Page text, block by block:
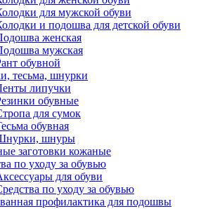
для мужской обуви
и подошва для детской обуви
женская
мужская
обувной
тесьма, шнурки
липучки
обувные
для сумок
обувная
шнуры
заготовки кожаные
по уходу за обувью
для обуви
по уходу за обувью
профилактика для подошвы